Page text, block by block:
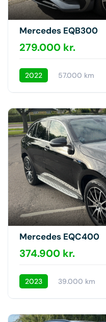
Mercedes EQB300
279.000 kr.
2022 57.000 km
Mercedes EQC400
374.900 kr.
2023 39.000 km